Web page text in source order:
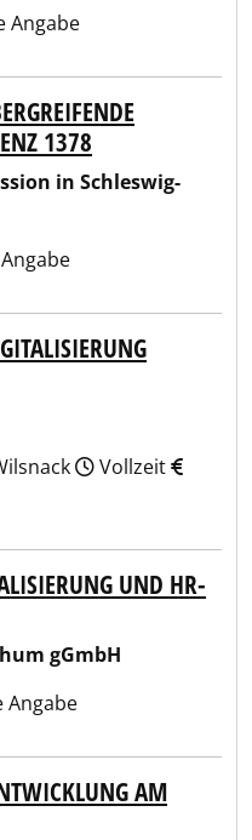
Angabe
1378
in Schleswig-
Vollzeit
UND HR-
gGmbH
Angabe
AM